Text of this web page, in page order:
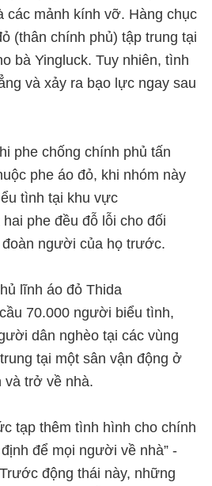
các mảnh kính vỡ. Hàng chục
(thân chính phủ) tập trung tại
bà Yingluck. Tuy nhiên, tình
và xảy ra bạo lực ngay sau
phe chống chính phủ tấn
phe áo đỏ, khi nhóm này
tình tại khu vực
phe đều đỗ lỗi cho đối
người của họ trước.
lĩnh áo đỏ Thida
70.000 người biểu tình,
dân nghèo tại các vùng
tại một sân vận động ở
và trở về nhà.
tạp thêm tình hình cho chính
để mọi người về nhà” -
động thái này, những